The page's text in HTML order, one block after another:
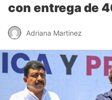
con entrega de
Adriana Martinez